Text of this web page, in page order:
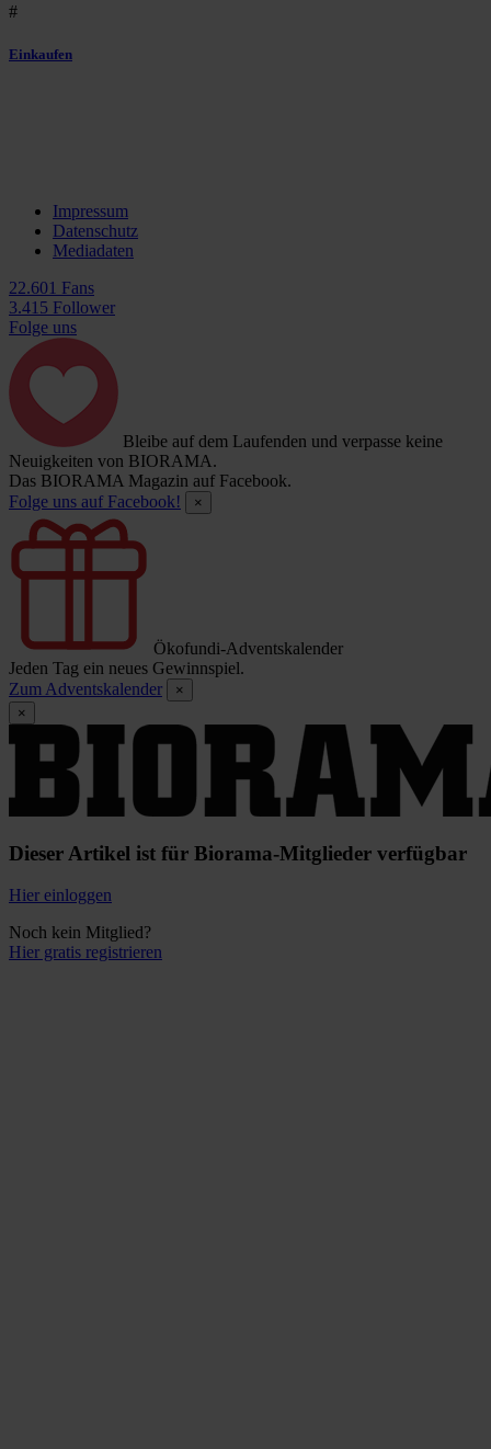
#
Einkaufen
Impressum
Datenschutz
Mediadaten
22.601 Fans
3.415 Follower
Folge uns
Bleibe auf dem Laufenden und verpasse keine
Neuigkeiten von BIORAMA.
Das BIORAMA Magazin auf Facebook.
Folge uns auf Facebook!
×
Ökofundi-Adventskalender
Jeden Tag ein neues Gewinnspiel.
Zum Adventskalender
×
×
Dieser Artikel ist für Biorama-Mitglieder verfügbar
Hier einloggen
Noch kein Mitglied?
Hier gratis registrieren